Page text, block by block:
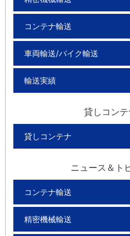
コンテナ輸送
車両輸送/バイク輸送
輸送実績
貸しコンテ
貸しコンテナ
ニュース＆ト
コンテナ輸送
精密機械輸送